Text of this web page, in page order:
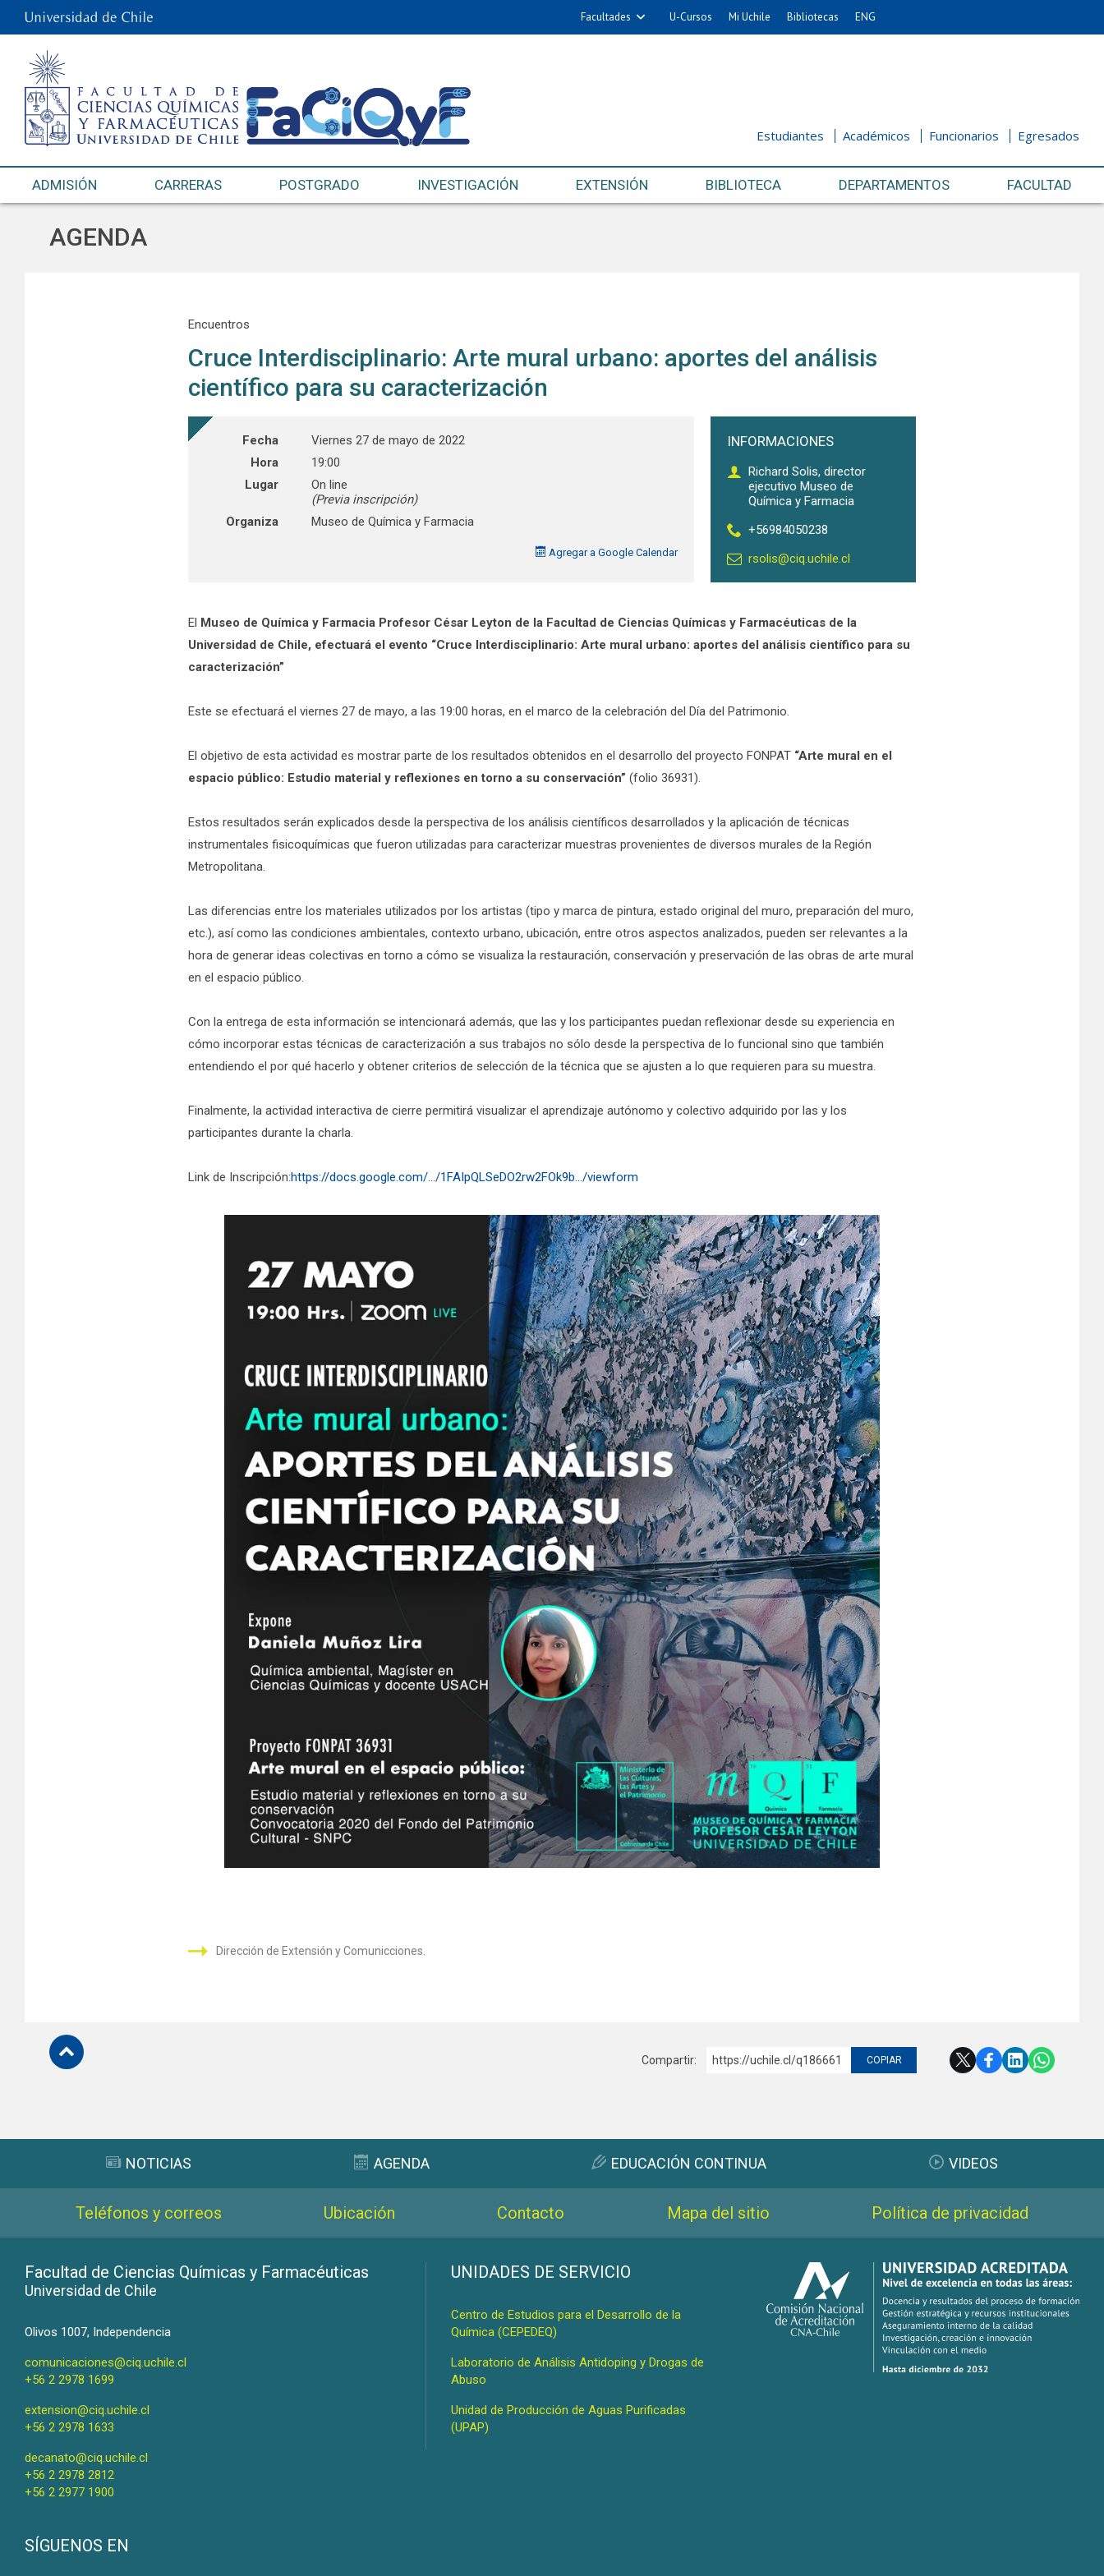
Facultades U-Cursos Mi Uchile Bibliotecas ENG
Estudiantes Académicos Funcionarios Egresados
ADMISIÓN CARRERAS POSTGRADO INVESTIGACIÓN EXTENSIÓN BIBLIOTECA DEPARTAMENTOS FACULTAD
AGENDA
Encuentros
Cruce Interdisciplinario: Arte mural urbano: aportes del análisis
científico para su caracterización
INFORMACIONES
Richard Solis, director
ejecutivo Museo de
Química y Farmacia
+56984050238
rsolis@ciq.uchile.cl
Fecha
Viernes 27 de mayo de 2022
Hora
19:00
Lugar
On line
(Previa inscripción)
Organiza
Museo de Química y Farmacia
Agregar a Google Calendar
El Museo de Química y Farmacia Profesor César Leyton de la Facultad de Ciencias Químicas y Farmacéuticas de la
Universidad de Chile, efectuará el evento “Cruce Interdisciplinario: Arte mural urbano: aportes del análisis científico para su
caracterización”
Este se efectuará el viernes 27 de mayo, a las 19:00 horas, en el marco de la celebración del Día del Patrimonio.
El objetivo de esta actividad es mostrar parte de los resultados obtenidos en el desarrollo del proyecto FONPAT “Arte mural en el
espacio público: Estudio material y reflexiones en torno a su conservación” (folio 36931).
Estos resultados serán explicados desde la perspectiva de los análisis científicos desarrollados y la aplicación de técnicas
instrumentales fisicoquímicas que fueron utilizadas para caracterizar muestras provenientes de diversos murales de la Región
Metropolitana.
Las diferencias entre los materiales utilizados por los artistas (tipo y marca de pintura, estado original del muro, preparación del muro,
etc.), así como las condiciones ambientales, contexto urbano, ubicación, entre otros aspectos analizados, pueden ser relevantes a la
hora de generar ideas colectivas en torno a cómo se visualiza la restauración, conservación y preservación de las obras de arte mural
en el espacio público.
Con la entrega de esta información se intencionará además, que las y los participantes puedan reflexionar desde su experiencia en
cómo incorporar estas técnicas de caracterización a sus trabajos no sólo desde la perspectiva de lo funcional sino que también
entendiendo el por qué hacerlo y obtener criterios de selección de la técnica que se ajusten a lo que requieren para su muestra.
Finalmente, la actividad interactiva de cierre permitirá visualizar el aprendizaje autónomo y colectivo adquirido por las y los
participantes durante la charla.
Link de Inscripción:https://docs.google.com/.../1FAIpQLSeDO2rw2FOk9b.../viewform
Dirección de Extensión y Comunicciones.
Compartir: https://uchile.cl/q186661 COPIAR
NOTICIAS AGENDA EDUCACIÓN CONTINUA VIDEOS
Teléfonos y correos Ubicación Contacto Mapa del sitio Política de privacidad
Facultad de Ciencias Químicas y Farmacéuticas
Universidad de Chile
Olivos 1007, Independencia
comunicaciones@ciq.uchile.cl
+56 2 2978 1699
extension@ciq.uchile.cl
+56 2 2978 1633
decanato@ciq.uchile.cl
+56 2 2978 2812
+56 2 2977 1900
SÍGUENOS EN
UNIDADES DE SERVICIO
Centro de Estudios para el Desarrollo de la
Química (CEPEDEQ)
Laboratorio de Análisis Antidoping y Drogas de
Abuso
Unidad de Producción de Aguas Purificadas
(UPAP)